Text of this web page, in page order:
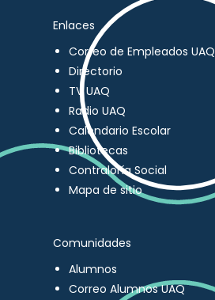
Enlaces
Correo de Empleados UAQ
Directorio
TV UAQ
Radio UAQ
Calendario Escolar
Bibliotecas
Contraloría Social
Mapa de sitio
Comunidades
Alumnos
Correo Alumnos UAQ